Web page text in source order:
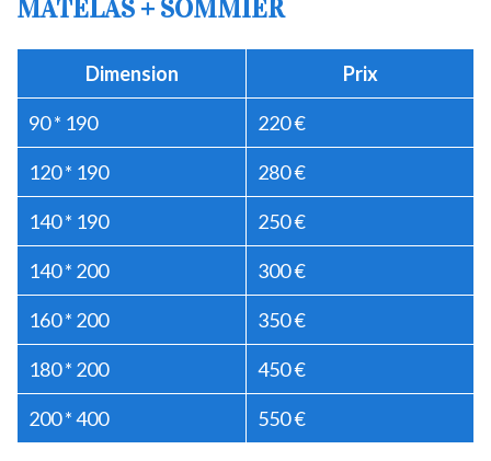
MATELAS + SOMMIER
Dimension Prix
90 * 190 220 €
120 * 190 280 €
140 * 190 250 €
140 * 200 300 €
160 * 200 350 €
180 * 200 450 €
200 * 400 550 €